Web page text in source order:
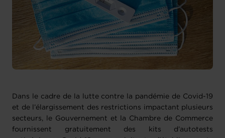
Dans le cadre de la lutte contre la pandémie de Covid-19
et de l’élargissement des restrictions impactant plusieurs
secteurs, le Gouvernement et la Chambre de Commerce
fournissent gratuitement des kits d’autotests